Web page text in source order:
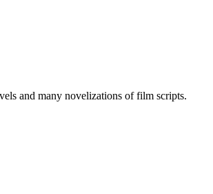
and many novelizations of film scripts.